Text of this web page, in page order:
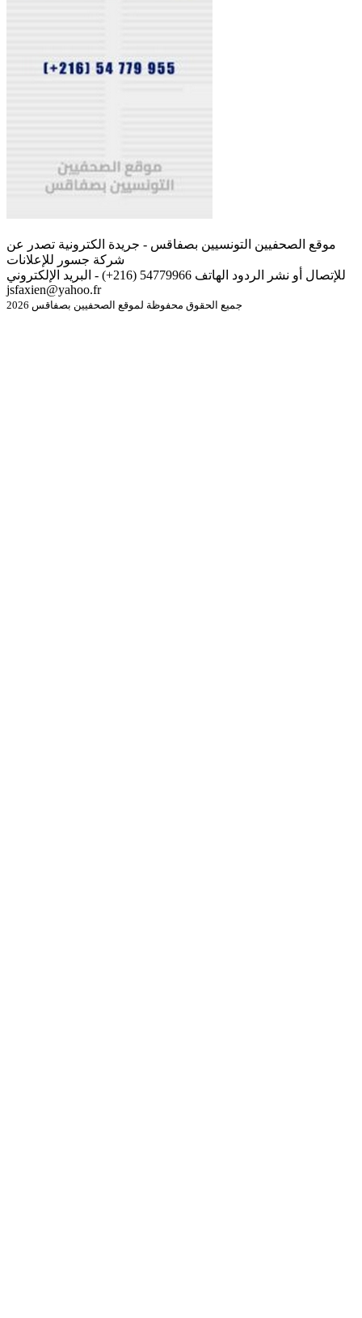
موقع الصحفيين التونسيين بصفاقس - جريدة الكترونية تصدر عن
شركة جسور للإعلانات
للإتصال أو نشر الردود الهاتف 54779966 (216+) - البريد الإلكتروني
jsfaxien@yahoo.fr
جميع الحقوق محفوظة لموقع الصحفيين بصفاقس 2026